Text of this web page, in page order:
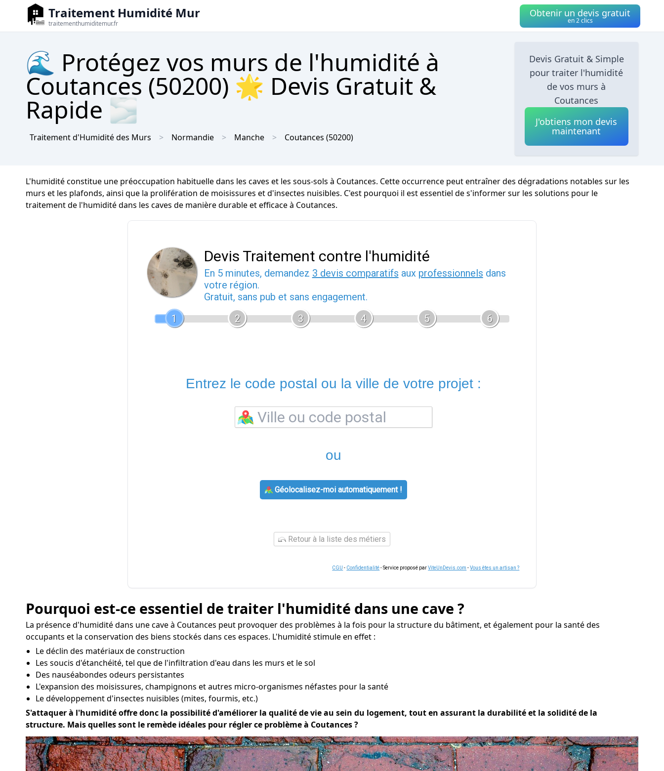
Traitement Humidité Mur
traitementhumiditemur.fr
Obtenir un devis gratuit
en 2 clics
🌊 Protégez vos murs de l'humidité à
Coutances (50200) 🌟 Devis Gratuit &
Rapide 🌫
Traitement d'Humidité des Murs Normandie Manche Coutances (50200)
Devis Gratuit & Simple
pour traiter l'humidité
de vos murs à
Coutances
J'obtiens mon devis
maintenant
L'humidité constitue une préoccupation habituelle dans les caves et les sous-sols à Coutances. Cette occurrence peut entraîner des dégradations notables sur les
murs et les plafonds, ainsi que la prolifération de moisissures et d'insectes nuisibles. C'est pourquoi il est essentiel de s'informer sur les solutions pour le
traitement de l'humidité dans les caves de manière durable et efficace à Coutances.
Devis Traitement contre l'humidité
En 5 minutes, demandez 3 devis comparatifs aux professionnels dans
votre région.
Gratuit, sans pub et sans engagement.
1
2 3 4 5 6
Entrez le code postal ou la ville de votre projet :
ou
Géolocalisez-moi automatiquement !
Retour à la liste des métiers
CGU - Confidentialité- Service proposé parViteUnDevis.com -Vous êtes un artisan ?
Pourquoi est-ce essentiel de traiter l'humidité dans une cave ?
La présence d'humidité dans une cave à Coutances peut provoquer des problèmes à la fois pour la structure du bâtiment, et également pour la santé des
occupants et la conservation des biens stockés dans ces espaces. L'humidité stimule en effet :
Le déclin des matériaux de construction
Les soucis d'étanchéité, tel que de l'infiltration d'eau dans les murs et le sol
Des nauséabondes odeurs persistantes
L'expansion des moisissures, champignons et autres micro-organismes néfastes pour la santé
Le développement d'insectes nuisibles (mites, fourmis, etc.)
S'attaquer à l'humidité offre donc la possibilité d'améliorer la qualité de vie au sein du logement, tout en assurant la durabilité et la solidité de la
structure. Mais quelles sont le remède idéales pour régler ce problème à Coutances ?